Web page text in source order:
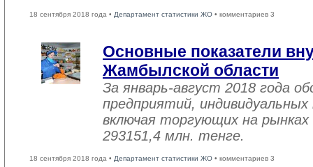
18 сентября 2018 года • Департамент статистики ЖО • комментариев 3
Основные показатели
Жамбылской области
За январь-август 2018 года
предприятий,
включая торгующих на рынках
293151,4 млн. тенге.
18 сентября 2018 года • Департамент статистики ЖО • комментариев 3